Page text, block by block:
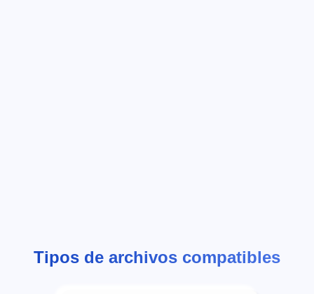
Tipos de archivos compatibles